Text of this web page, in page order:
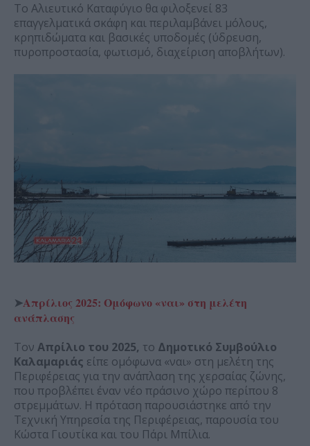
Το Αλιευτικό Καταφύγιο θα φιλοξενεί 83
επαγγελματικά σκάφη και περιλαμβάνει μόλους,
κρηπιδώματα και βασικές υποδομές (ύδρευση,
πυροπροστασία, φωτισμό, διαχείριση αποβλήτων).
➤Απρίλιος 2025: Ομόφωνο «ναι» στη μελέτη
ανάπλασης
Τον Απρίλιο του 2025, το Δημοτικό Συμβούλιο
Καλαμαριάς είπε ομόφωνα «ναι» στη μελέτη της
Περιφέρειας για την ανάπλαση της χερσαίας ζώνης,
που προβλέπει έναν νέο πράσινο χώρο περίπου 8
στρεμμάτων. Η πρόταση παρουσιάστηκε από την
Τεχνική Υπηρεσία της Περιφέρειας, παρουσία του
Κώστα Γιουτίκα και του Πάρι Μπίλια.